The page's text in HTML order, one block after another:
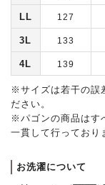
LL 127
3L 133
4L 139
※サイズは若干の誤
ださい。
※パゴンの商品はす
一貫して行っており
お洗濯について